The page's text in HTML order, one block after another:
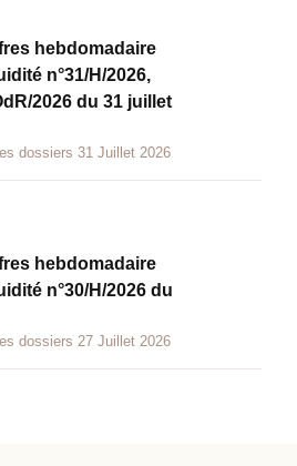
hebdomadaire
n°31/H/2026,
2026 du 31 juillet
dossiers 31 Juillet 2026
hebdomadaire
n°30/H/2026 du
dossiers 27 Juillet 2026